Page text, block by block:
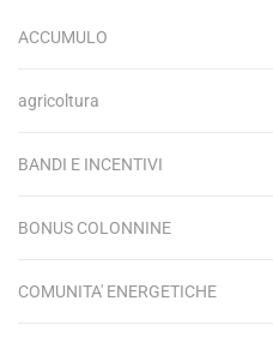
ACCUMULO
agricoltura
BANDI E INCENTIVI
BONUS COLONNINE
COMUNITA' ENERGETICHE